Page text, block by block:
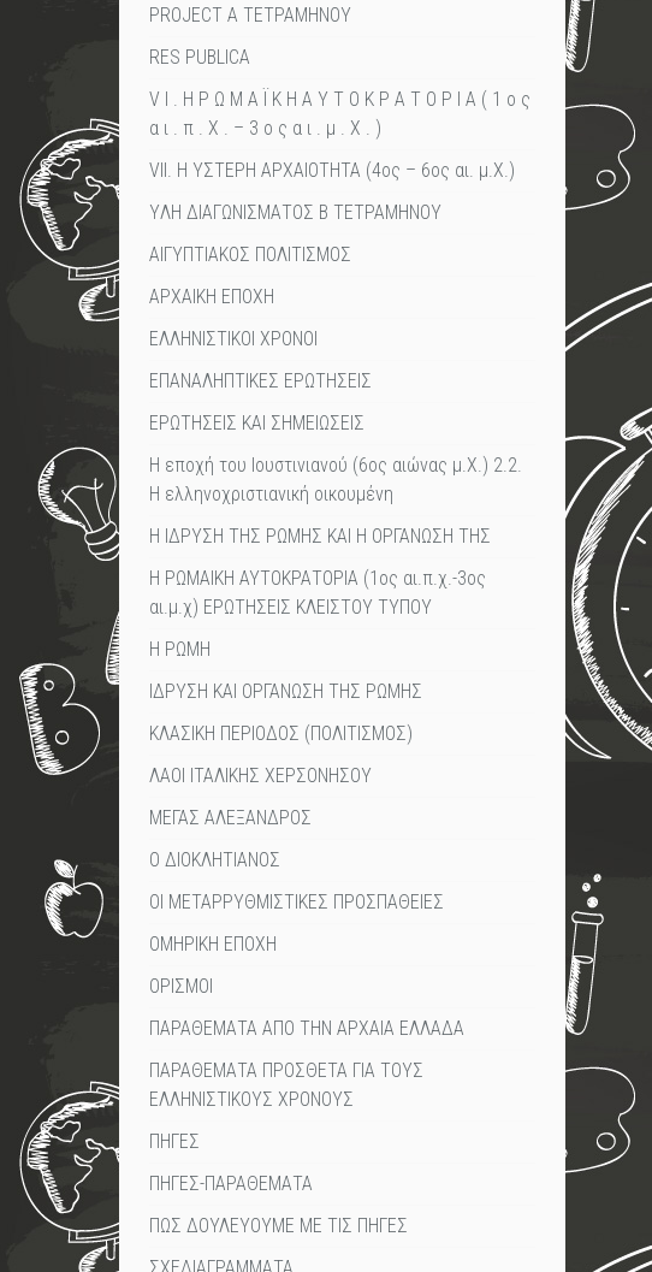
PROJECT A TETΡΑΜΗΝΟΥ
RES PUBLICA
V I . Η Ρ Ω Μ Α Ϊ Κ Η Α Υ Τ Ο Κ Ρ Α Τ Ο Ρ Ι Α ( 1 ο ς
α ι . π . Χ . – 3 ο ς α ι . μ . Χ . )
VII. Η ΥΣΤΕΡΗ ΑΡΧΑΙΟΤΗΤΑ (4ος – 6ος αι. μ.Χ.)
YΛΗ ΔΙΑΓΩΝΙΣΜΑΤΟΣ Β ΤΕΤΡΑΜΗΝΟΥ
ΑΙΓΥΠΤΙΑΚΟΣ ΠΟΛΙΤΙΣΜΟΣ
ΑΡΧΑΙΚΗ ΕΠΟΧΗ
ΕΛΛΗΝΙΣΤΙΚΟΙ ΧΡΟΝΟΙ
ΕΠΑΝΑΛΗΠΤΙΚΕΣ ΕΡΩΤΗΣΕΙΣ
ΕΡΩΤΗΣΕΙΣ ΚΑΙ ΣΗΜΕΙΩΣΕΙΣ
Η εποχή του Ιουστινιανού (6ος αιώνας μ.Χ.) 2.2.
Η ελληνοχριστιανική οικουμένη
Η ΙΔΡΥΣΗ ΤΗΣ ΡΩΜΗΣ ΚΑΙ Η ΟΡΓΑΝΩΣΗ ΤΗΣ
Η ΡΩΜΑΙΚΗ ΑΥΤΟΚΡΑΤΟΡΙΑ (1ος αι.π.χ.-3ος
αι.μ.χ) ΕΡΩΤΗΣΕΙΣ ΚΛΕΙΣΤΟΥ ΤΥΠΟΥ
Η ΡΩΜΗ
ΙΔΡΥΣΗ ΚΑΙ ΟΡΓΑΝΩΣΗ ΤΗΣ ΡΩΜΗΣ
ΚΛΑΣΙΚΗ ΠΕΡΙΟΔΟΣ (ΠΟΛΙΤΙΣΜΟΣ)
ΛΑΟΙ ΙΤΑΛΙΚΗΣ ΧΕΡΣΟΝΗΣΟΥ
ΜΕΓΑΣ ΑΛΕΞΑΝΔΡΟΣ
Ο ΔΙΟΚΛΗΤΙΑΝΟΣ
ΟΙ ΜΕΤΑΡΡΥΘΜΙΣΤΙΚΕΣ ΠΡΟΣΠΑΘΕΙΕΣ
ΟΜΗΡΙΚΗ ΕΠΟΧΗ
ΟΡΙΣΜΟΙ
ΠΑΡΑΘΕΜΑΤΑ ΑΠΟ ΤΗΝ ΑΡΧΑΙΑ ΕΛΛΑΔΑ
ΠΑΡΑΘΕΜΑΤΑ ΠΡΟΣΘΕΤΑ ΓΙΑ ΤΟΥΣ
ΕΛΛΗΝΙΣΤΙΚΟΥΣ ΧΡΟΝΟΥΣ
ΠΗΓΕΣ
ΠΗΓΕΣ-ΠΑΡΑΘΕΜΑΤΑ
ΠΩΣ ΔΟΥΛΕΥΟΥΜΕ ΜΕ ΤΙΣ ΠΗΓΕΣ